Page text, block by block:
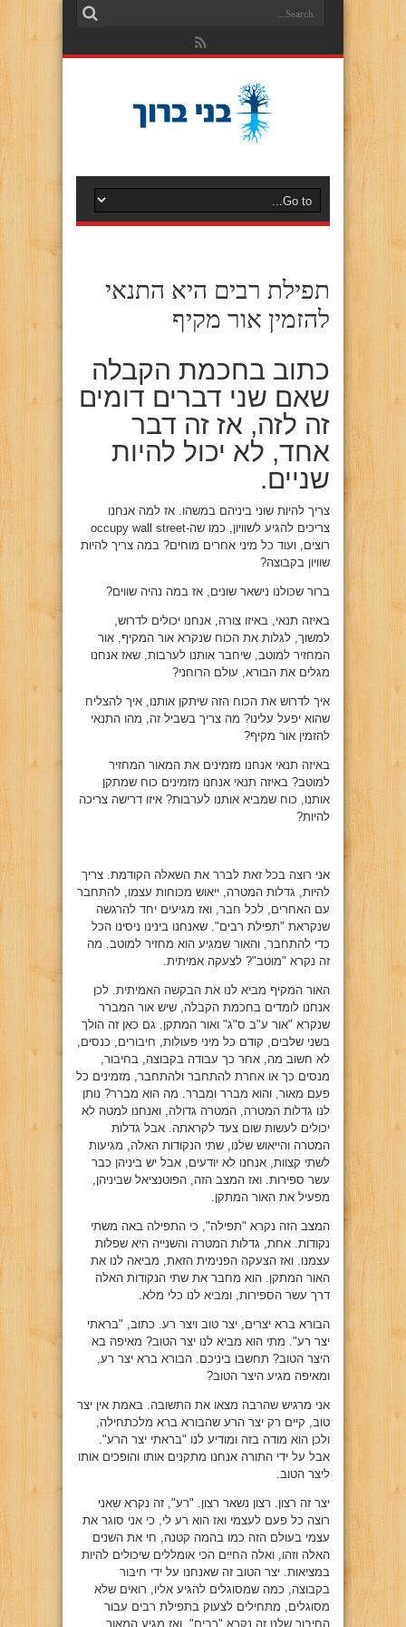
תפילת רבים היא התנאי
להזמין אור מקיף
כתוב בחכמת הקבלה
שאם שני דברים דומים
זה לזה, אז זה דבר
אחד, לא יכול להיות
שניים.
צריך להיות שוני ביניהם במשהו. אז למה אנחנו
צריכים להגיע לשוויון, כמו שה-occupy wall street
רוצים, ועוד כל מיני אחרים מוחים? במה צריך להיות
שוויון בקבוצה?
ברור שכולנו נישאר שונים, אז במה נהיה שווים?
באיזה תנאי, באיזו צורה, אנחנו יכולים לדרוש,
למשוך, לגלות את הכוח שנקרא אור המקיף, אור
המחזיר למוטב, שיחבר אותנו לערבות, שאז אנחנו
מגלים את הבורא, עולם הרוחני?
איך לדרוש את הכוח הזה שיתקן אותנו, איך להצליח
שהוא יפעל עלינו? מה צריך בשביל זה, מהו התנאי
להזמין אור מקיף?
באיזה תנאי אנחנו מזמינים את המאור המחזיר
למוטב? באיזה תנאי אנחנו מזמינים כוח שמתקן
אותנו, כוח שמביא אותנו לערבות? איזו דרישה צריכה
להיות?
אני רוצה בכל זאת לברר את השאלה הקודמת. צריך
להיות, גדלות המטרה, ייאוש מכוחות עצמו, להתחבר
עם האחרים, לכל חבר, ואז מגיעים יחד להרגשה
שנקראת "תפילת רבים". שאנחנו בינינו ניסינו הכל
כדי להתחבר, והאור שמגיע הוא מחזיר למוטב. מה
זה נקרא "מוטב"? לצעקה אמיתית.
האור המקיף מביא לנו את הבקשה האמיתית. לכן
אנחנו לומדים בחכמת הקבלה, שיש אור המברר
שנקרא "אור ע"ב ס"ג" ואור המתקן. גם כאן זה הולך
בשני שלבים, קודם כל מיני פעולות, חיבורים, כנסים,
לא חשוב מה, אחר כך עבודה בקבוצה, בחיבור,
מנסים כך או אחרת להתחבר ולהתחבר, מזמינים כל
פעם מאור, והוא מברר ומברר. מה הוא מברר? נותן
לנו גדלות המטרה, המטרה גדולה, ואנחנו למטה לא
יכולים לעשות שום צעד לקראתה. אבל גדלות
המטרה והייאוש שלנו, שתי הנקודות האלה, מגיעות
לשתי קצוות, אנחנו לא יודעים, אבל יש ביניהן כבר
עשר ספירות. ואז המצב הזה, הפוטנציאל שביניהן,
מפעיל את האור המתקן.
המצב הזה נקרא "תפילה", כי התפילה באה משתי
נקודות. אחת, גדלות המטרה והשנייה היא שפלות
עצמנו. ואז הצעקה הפנימית הזאת, מביאה לנו את
האור המתקן. הוא מחבר את שתי הנקודות האלה
דרך עשר הספירות, ומביא לנו כלי מלא.
הבורא ברא יצרים, יצר טוב ויצר רע. כתוב, "בראתי
יצר רע". מתי הוא מביא לנו יצר הטוב? מאיפה בא
היצר הטוב? תחשבו ביניכם. הבורא ברא יצר רע,
ומאיפה מגיע היצר הטוב?
אני מרגיש שהרבה מצאו את התשובה. באמת אין יצר
טוב, קיים רק יצר הרע שהבורא ברא מלכתחילה,
ולכן הוא מודה בזה ומודיע לנו "בראתי יצר הרע".
אבל על ידי התורה אנחנו מתקנים אותו והופכים אותו
ליצר הטוב.
יצר זה רצון. רצון נשאר רצון. "רע", זה נקרא שאני
רוצה כל פעם לעצמי ואז הוא רע לי, כי אני סוגר את
עצמי בעולם הזה כמו בהמה קטנה, חי את השנים
האלה וזהו, ואלה החיים הכי אומללים שיכולים להיות
במציאות. יצר הטוב זה שאנחנו על ידי חיבור
בקבוצה, כמה שמסוגלים להגיע אליו, רואים שלא
מסוגלים, מתחילים לצעוק בתפילת רבים עבור
החיבור שלנו זה נקרא "רבים", ואז מגיע המאור